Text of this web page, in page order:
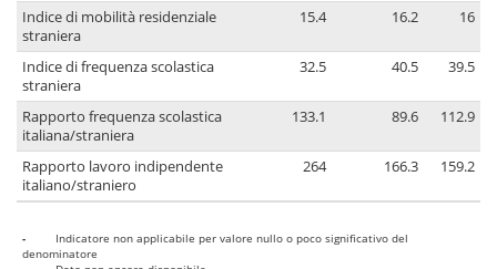
Indice di mobilità residenziale
straniera
15.4 16.2 16
Indice di frequenza scolastica
straniera
32.5 40.5 39.5
Rapporto frequenza scolastica
italiana/straniera
133.1 89.6 112.9
Rapporto lavoro indipendente
italiano/straniero
264 166.3 159.2
-
Indicatore non applicabile per valore nullo o poco significativo del
denominatore